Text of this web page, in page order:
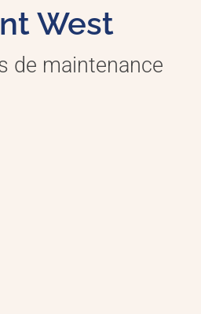
West
de maintenance